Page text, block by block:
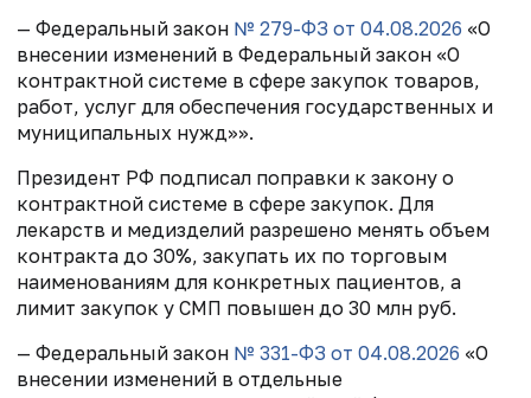
— Федеральный закон № 279-ФЗ от 04.08.2026 «О
внесении изменений в Федеральный закон «О
контрактной системе в сфере закупок товаров,
работ, услуг для обеспечения государственных и
муниципальных нужд»».
Президент РФ подписал поправки к закону о
контрактной системе в сфере закупок. Для
лекарств и медизделий разрешено менять объем
контракта до 30%, закупать их по торговым
наименованиям для конкретных пациентов, а
лимит закупок у СМП повышен до 30 млн руб.
— Федеральный закон № 331-ФЗ от 04.08.2026 «О
внесении изменений в отдельные